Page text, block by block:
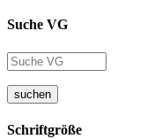
Suche VG
suchen
Schriftgröße